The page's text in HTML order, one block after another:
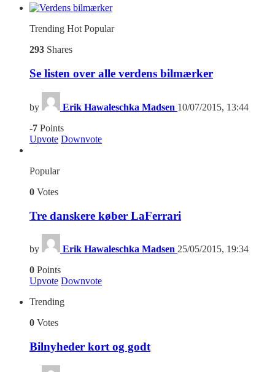
Trending HotPopular
293 Shares
Se listen over alle verdens bilmærker
by Erik Hawaleschka Madsen 10/07/2015, 13:44
-7 Points
Upvote Downvote
Popular
0 Votes
Tre danskere køber LaFerrari
by Erik Hawaleschka Madsen 25/05/2015, 19:34
0 Points
Upvote Downvote
Trending
0 Votes
Bilnyheder kort og godt